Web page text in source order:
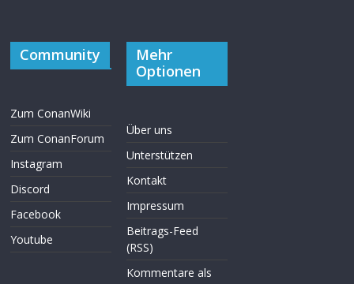
Community
Zum ConanWiki
Zum ConanForum
Instagram
Discord
Facebook
Youtube
Mehr
Optionen
Über uns
Unterstützen
Kontakt
Impressum
Beitrags-Feed
(RSS)
Kommentare als